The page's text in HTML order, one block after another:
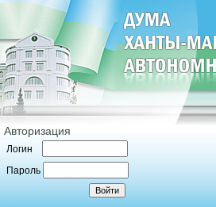
Авторизация
Логин
Пароль